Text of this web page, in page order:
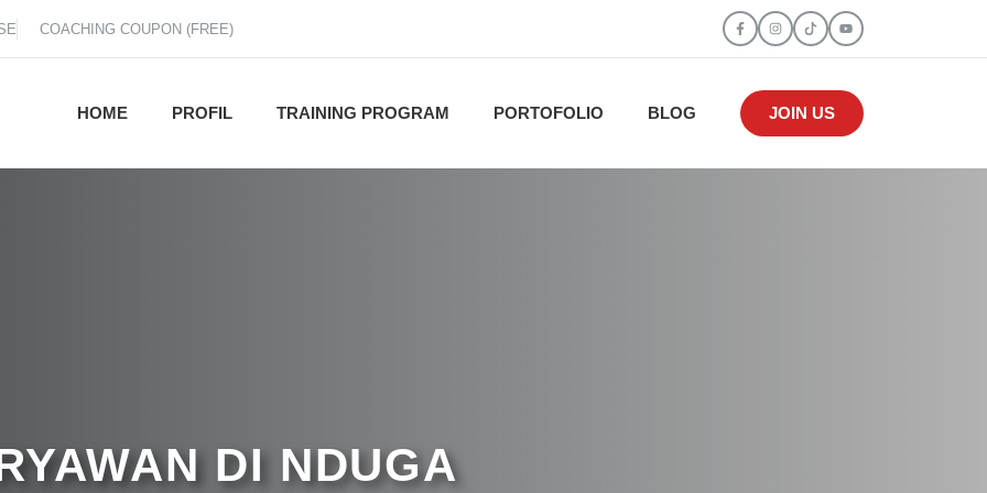
COACHING COUPON (FREE)
HOME PROFIL TRAINING PROGRAM PORTOFOLIO BLOG JOIN US
DI NDUGA